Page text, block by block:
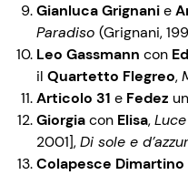
Gianluca Grignanie
Paradiso (Grignani,
Leo Gassmann con
il Quartetto Flegreo,
Articolo 31 e Fedez un
Giorgiacon Elisa,
2001],Di sole e
Colapesce Dimartino